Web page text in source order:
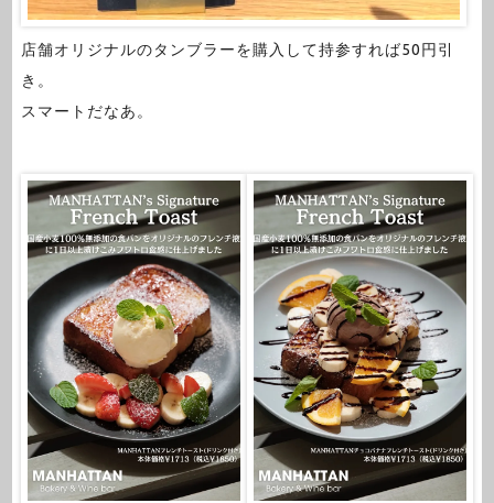
店舗オリジナルのタンブラーを購入して持参すれば50円引
き。
スマートだなあ。